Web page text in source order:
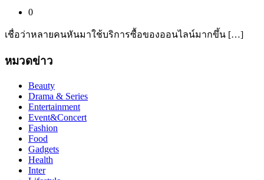
0
เชื่อว่าหลายคนหันมาใช้บริการซื้อของออนไลน์มากขึ้น […]
หมวดข่าว
Beauty
Drama & Series
Entertainment
Event&Concert
Fashion
Food
Gadgets
Health
Inter